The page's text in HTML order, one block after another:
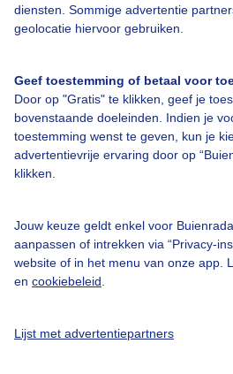
diensten. Sommige advertentie
geolocatie hiervoor gebruiken.
Geef toestemming of betaal voor
Door op "Gratis" te klikken, geef je
bovenstaande doeleinden. Indien je
toestemming wenst te geven, kun je
advertentievrije ervaring door op
klikken.
Jouw keuze geldt enkel voor
aanpassen of intrekken via “Privacy-
website of in het menu van onze app.
en cookiebeleid
Lijst met advertentiepartners
Buienradar Team
Cookie beleid
Privacy instellingen
Gratis weerdata
@BuienradarNL
Buienradar